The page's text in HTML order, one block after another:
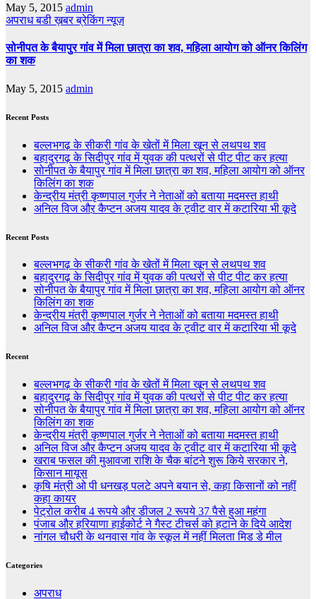
May 5, 2015 admin
अपराधबडी ख़बरब्रेकिंग न्यूज़
सोनीपत के बैयापुर गांव में मिला छात्रा का शव, महिला आयोग को ऑनर किलिंग
का शक
May 5, 2015 admin
Recent Posts
बल्लभगढ़ के सीकरी गांव के खेतों में मिला खून से लथपथ शव
बहादुरगढ़ के सिदीपुर गांव में युवक की पत्थरों से पीट पीट कर हत्या
सोनीपत के बैयापुर गांव में मिला छात्रा का शव, महिला आयोग को ऑनर
किलिंग का शक
केन्द्रीय मंत्री कृष्णपाल गुर्जर ने नेताओं को बताया मदमस्त हाथी
अनिल विज औऱ कैप्टन अजय यादव के ट्वीट वार में कटारिया भी कूदे
Recent Posts
बल्लभगढ़ के सीकरी गांव के खेतों में मिला खून से लथपथ शव
बहादुरगढ़ के सिदीपुर गांव में युवक की पत्थरों से पीट पीट कर हत्या
सोनीपत के बैयापुर गांव में मिला छात्रा का शव, महिला आयोग को ऑनर
किलिंग का शक
केन्द्रीय मंत्री कृष्णपाल गुर्जर ने नेताओं को बताया मदमस्त हाथी
अनिल विज औऱ कैप्टन अजय यादव के ट्वीट वार में कटारिया भी कूदे
Recent
बल्लभगढ़ के सीकरी गांव के खेतों में मिला खून से लथपथ शव
बहादुरगढ़ के सिदीपुर गांव में युवक की पत्थरों से पीट पीट कर हत्या
सोनीपत के बैयापुर गांव में मिला छात्रा का शव, महिला आयोग को ऑनर
किलिंग का शक
केन्द्रीय मंत्री कृष्णपाल गुर्जर ने नेताओं को बताया मदमस्त हाथी
अनिल विज औऱ कैप्टन अजय यादव के ट्वीट वार में कटारिया भी कूदे
खराब फसल की मुआवजा राशि के चैक बांटने शुरू किये सरकार ने,
किसान मायूस
कृषि मंत्री ओ पी धनखड़ पलटे अपने बयान से, कहा किसानों को नहीं
कहा कायर
पेट्रोल करीब 4 रूपये औऱ डीजल 2 रूपये 37 पैसे हुआ महंगा
पंजाब औऱ हरियाणा हाईकोर्ट ने गैस्ट टीचर्स को हटाने के दिये आदेश
नांगल चौधरी के थनवास गांव के स्कूल में नहीं मिलता मिड डे मील
Categories
अपराध